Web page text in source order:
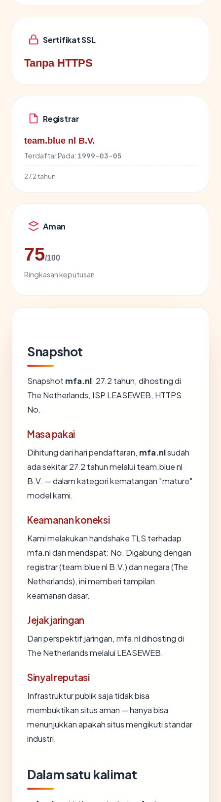
Sertifikat SSL
Tanpa HTTPS
Registrar
team.blue nl B.V.
Terdaftar Pada: 1999-03-05
27.2 tahun
Aman
75/100
Ringkasan keputusan
Snapshot
Snapshot mfa.nl: 27.2 tahun, dihosting di
The Netherlands, ISP LEASEWEB, HTTPS
No.
Masa pakai
Dihitung dari hari pendaftaran, mfa.nlsudah
ada sekitar 27.2 tahun melalui team.blue nl
B.V. — dalam kategori kematangan "mature"
model kami.
Keamanan koneksi
Kami melakukan handshake TLS terhadap
mfa.nl dan mendapat: No. Digabung dengan
registrar (team.blue nl B.V.) dan negara (The
Netherlands), ini memberi tampilan
keamanan dasar.
Jejak jaringan
Dari perspektif jaringan, mfa.nl dihosting di
The Netherlands melalui LEASEWEB.
Sinyal reputasi
Infrastruktur publik saja tidak bisa
membuktikan situs aman — hanya bisa
menunjukkan apakah situs mengikuti standar
industri.
Dalam satu kalimat